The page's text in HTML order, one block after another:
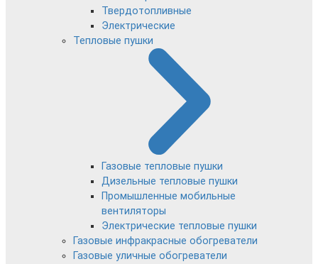
Твердотопливные
Электрические
Тепловые пушки
Газовые тепловые пушки
Дизельные тепловые пушки
Промышленные мобильные
вентиляторы
Электрические тепловые пушки
Газовые инфракрасные обогреватели
Газовые уличные обогреватели